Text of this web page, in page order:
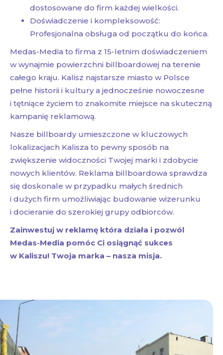
dostosowane do firm każdej wielkości.
Doświadczenie i kompleksowość:
Profesjonalna obsługa od początku do końca.
Medas-Media to firma z 15-letnim doświadczeniem
w wynajmie powierzchni billboardowej na terenie
całego kraju. Kalisz najstarsze miasto w Polsce
pełne historii i kultury a jednocześnie nowoczesne
i tętniące życiem to znakomite miejsce na skuteczną
kampanię reklamową.
Nasze billboardy umieszczone w kluczowych
lokalizacjach Kalisza to pewny sposób na
zwiększenie widoczności Twojej marki i zdobycie
nowych klientów. Reklama billboardowa sprawdza
się doskonale w przypadku małych średnich
i dużych firm umożliwiając budowanie wizerunku
i docieranie do szerokiej grupy odbiorców.
Zainwestuj w reklamę która działa i pozwól
Medas-Media pomóc Ci osiągnąć sukces
w Kaliszu! Twoja marka – nasza misja.